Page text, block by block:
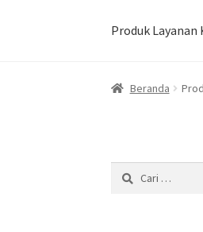
Produk Layanan
Beranda Durian
Produk Layanan
Beranda
Cari
untuk: